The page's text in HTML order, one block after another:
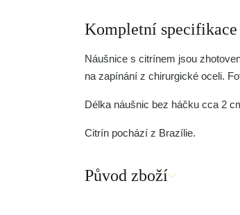
Kompletní specifikace
Náušnice s citrínem jsou
na zapínání z chirurgické oceli.
Délka náušnic bez háčku cca 2
Citrín pochází z Brazílie.
Původ zboží